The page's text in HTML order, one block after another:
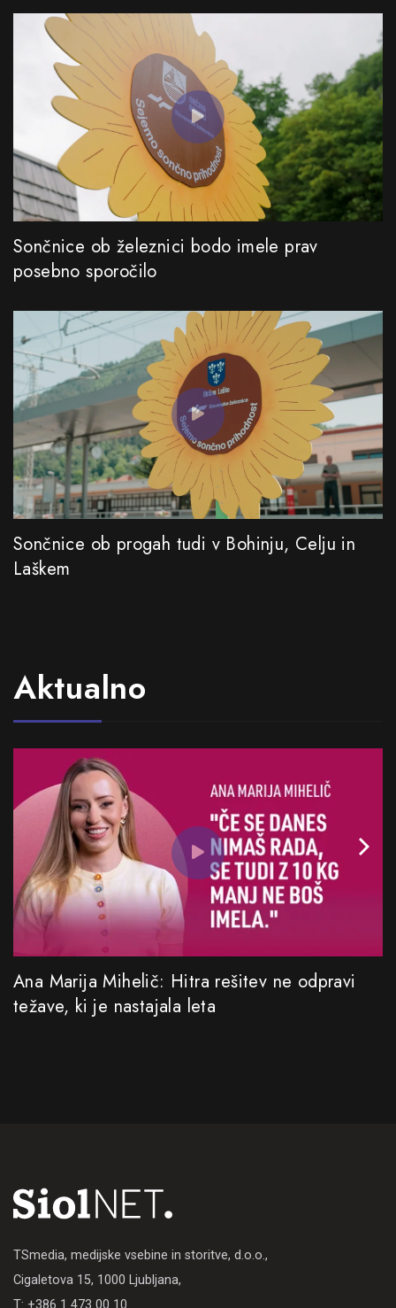
Sončnice ob železnici bodo imele prav
posebno sporočilo
Sončnice ob progah tudi v Bohinju, Celju in
Laškem
Aktualno
Ana Marija Mihelič: Hitra rešitev ne odpravi
težave, ki je nastajala leta
TSmedia, medijske vsebine in storitve, d.o.o.,
Cigaletova 15, 1000 Ljubljana,